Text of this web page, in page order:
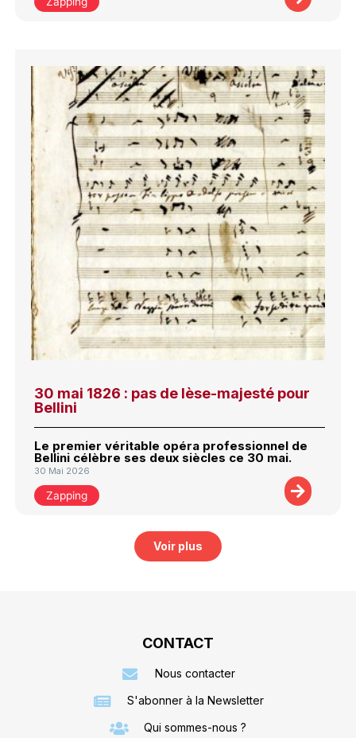
30 mai 1826 : pas de lèse-majesté pour
Bellini
Le premier véritable opéra professionnel de
Bellini célèbre ses deux siècles ce 30 mai.
30 Mai 2026
Zapping
Voir plus
CONTACT
Nous contacter
S'abonner à la Newsletter
Qui sommes-nous ?